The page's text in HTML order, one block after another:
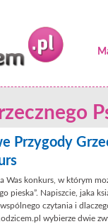
Przygody
Was konkurs, w którym
pieska”. Napiszcie, jaka
czytania i
wybierze dwie